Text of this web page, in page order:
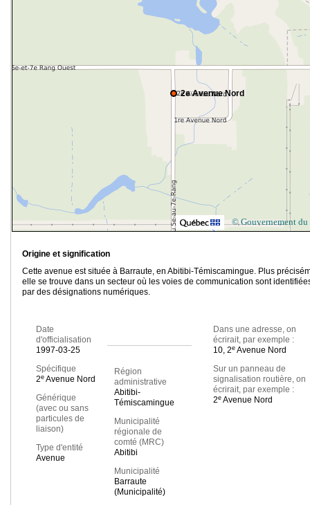
2e Avenue Nord
© Gouvernement du
Origine et signification
Cette avenue est située à Barraute, en Abitibi-Témiscamingue. Plus
elle se trouve dans un secteur où les voies de communication sont
par des désignations numériques.
Date
d'officialisation
1997-03-25
Spécifique
2e Avenue Nord
Générique
(avec ou sans
particules de
liaison)
Type d'entité
Avenue
Région
administrative
Abitibi-
Témiscamingue
Municipalité
régionale de
comté (MRC)
Abitibi
Municipalité
Barraute
(Municipalité)
Dans une adresse, on
écrirait, par exemple :
10, 2eAvenue Nord
Sur un panneau de
signalisation routière, on
écrirait, par exemple :
2eAvenue Nord